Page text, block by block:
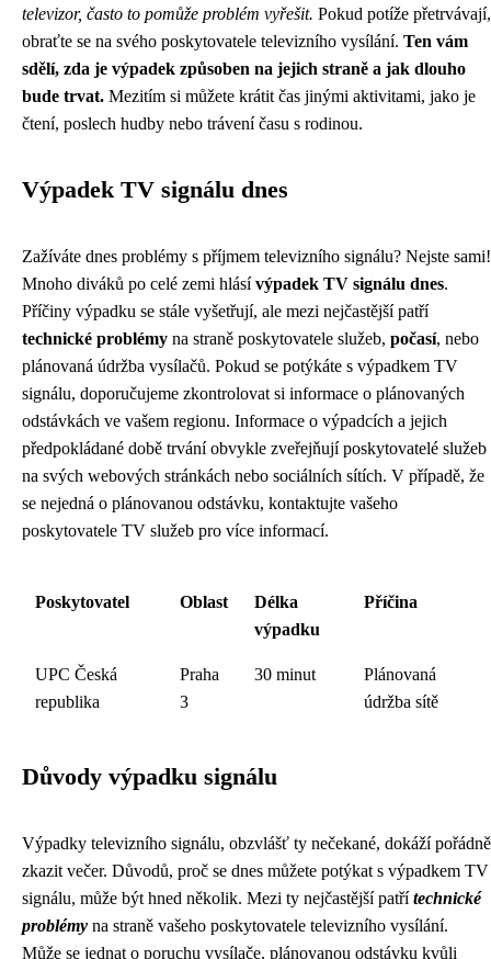
televizor, často to pomůže problém vyřešit. Pokud potíže přetrvávají,
obraťte se na svého poskytovatele televizního vysílání. Ten vám
sdělí, zda je výpadek způsoben na jejich straně a jak dlouho
bude trvat. Mezitím si můžete krátit čas jinými aktivitami, jako je
čtení, poslech hudby nebo trávení času s rodinou.
Výpadek TV signálu dnes
Zažíváte dnes problémy s příjmem televizního signálu? Nejste sami!
Mnoho diváků po celé zemi hlásívýpadek TV signálu dnes.
Příčiny výpadku se stále vyšetřují, ale mezi nejčastější patří
technické problémy na straně poskytovatele služeb, počasí, nebo
plánovaná údržba vysílačů. Pokud se potýkáte s výpadkem TV
signálu, doporučujeme zkontrolovat si informace o plánovaných
odstávkách ve vašem regionu. Informace o výpadcích a jejich
předpokládané době trvání obvykle zveřejňují poskytovatelé služeb
na svých webových stránkách nebo sociálních sítích. V případě, že
se nejedná o plánovanou odstávku, kontaktujte vašeho
poskytovatele TV služeb pro více informací.
Poskytovatel Oblast
Délka
výpadku
Příčina
UPC Česká
republika
Praha
3
30 minut
Plánovaná
údržba sítě
Důvody výpadku signálu
Výpadky televizního signálu, obzvlášť ty nečekané, dokáží pořádně
zkazit večer. Důvodů, proč se dnes můžete potýkat s výpadkem TV
signálu, může být hned několik. Mezi ty nejčastější patřítechnické
problémy na straně vašeho poskytovatele televizního vysílání.
Může se jednat o poruchu vysílače, plánovanou odstávku kvůli